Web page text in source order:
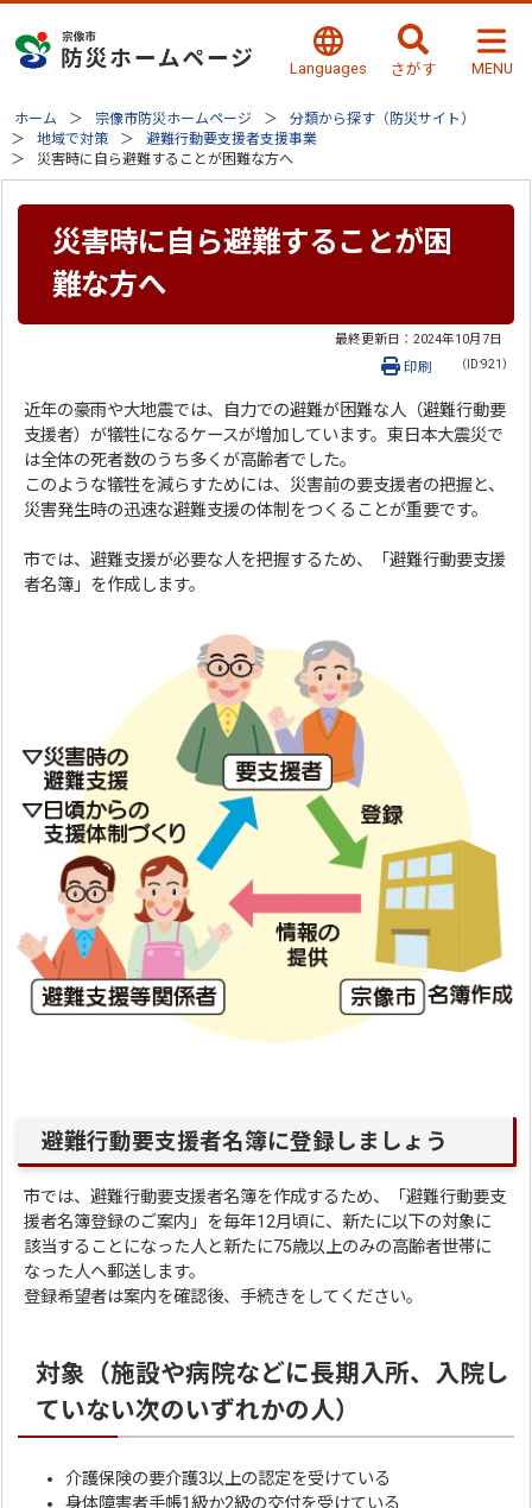
Languages さがす MENU
ホーム 宗像市防災ホームページ
分類から探す（防災サイト）
地域で対策
避難行動要支援者支援事業
災害時に自ら避難することが困難な方へ
災害時に自ら避難することが困
難な方へ
最終更新日： 2024年10月7日
（ID:921）
印刷
近年の豪雨や大地震では、自力での避難が困難な人（避難行動要
支援者）が犠牲になるケースが増加しています。東日本大震災で
は全体の死者数のうち多くが高齢者でした。
このような犠牲を減らすためには、災害前の要支援者の把握と、
災害発生時の迅速な避難支援の体制をつくることが重要です。
市では、避難支援が必要な人を把握するため、「避難行動要支援
者名簿」を作成します。
避難行動要支援者名簿に登録しましょう
市では、避難行動要支援者名簿を作成するため、「避難行動要支
援者名簿登録のご案内」を毎年12月頃に、新たに以下の対象に
該当することになった人と新たに75歳以上のみの高齢者世帯に
なった人へ郵送します。
登録希望者は案内を確認後、手続きをしてください。
対象（施設や病院などに長期入所、入院し
ていない次のいずれかの人）
介護保険の要介護3以上の認定を受けている
身体障害者手帳1級か2級の交付を受けている